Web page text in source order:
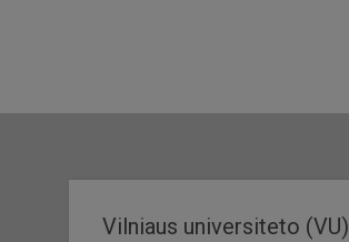
Vilniaus universiteto (VU)